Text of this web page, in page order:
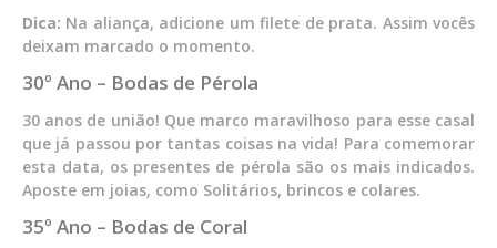
Dica: Na aliança, adicione um filete de prata. Assim vocês
deixam marcado o momento.
30º Ano – Bodas de Pérola
30 anos de união! Que marco maravilhoso para esse casal
que já passou por tantas coisas na vida! Para comemorar
esta data, os presentes de pérola são os mais indicados.
Aposte em joias, como Solitários, brincos e colares.
35º Ano – Bodas de Coral